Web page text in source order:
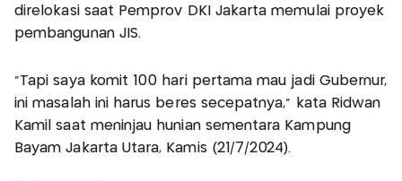
direlokasi saat Pemprov DKI Jakarta memulai proyek
pembangunan JIS.
"Tapi saya komit 100 hari pertama mau jadi Gubernur,
ini masalah ini harus beres secepatnya," kata Ridwan
Kamil saat meninjau hunian sementara Kampung
Bayam Jakarta Utara, Kamis (21/7/2024).